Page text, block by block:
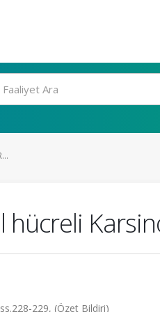
hücreli
229, (Özet Bildiri)